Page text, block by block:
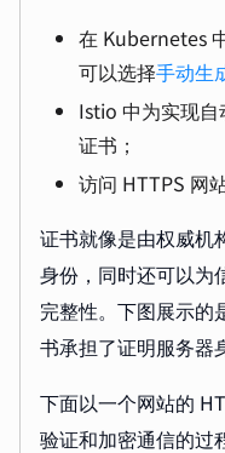
在 Kubernetes
可以选择手动生
Istio 中为实现自
证书；
访问 HTTPS 网
证书就像是由权威机
身份，同时还可以为
完整性。下图展示的
书承担了证明服务器
下面以一个网站的
验证和加密通信的过